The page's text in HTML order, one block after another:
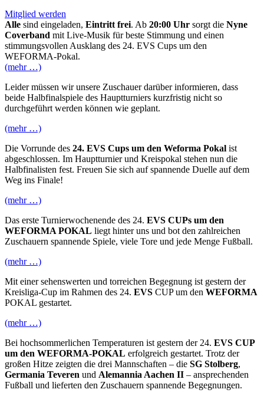
Mitglied werden
Alle sind eingeladen, Eintritt frei. Ab 20:00 Uhr sorgt die Nyne
Coverband mit Live-Musik für beste Stimmung und einen
stimmungsvollen Ausklang des 24. EVS Cups um den
WEFORMA-Pokal.
(mehr …)
Leider müssen wir unsere Zuschauer darüber informieren, dass
beide Halbfinalspiele des Hauptturniers kurzfristig nicht so
durchgeführt werden können wie geplant.
(mehr …)
Die Vorrunde des 24. EVS Cups um den Weforma Pokal ist
abgeschlossen. Im Hauptturnier und Kreispokal stehen nun die
Halbfinalisten fest. Freuen Sie sich auf spannende Duelle auf dem
Weg ins Finale!
(mehr …)
Das erste Turnierwochenende des 24. EVS CUPs um den
WEFORMA POKAL liegt hinter uns und bot den zahlreichen
Zuschauern spannende Spiele, viele Tore und jede Menge Fußball.
(mehr …)
Mit einer sehenswerten und torreichen Begegnung ist gestern der
Kreisliga-Cup im Rahmen des 24. EVS CUP um den WEFORMA
POKAL gestartet.
(mehr …)
Bei hochsommerlichen Temperaturen ist gestern der 24. EVS CUP
um den WEFORMA-POKAL erfolgreich gestartet. Trotz der
großen Hitze zeigten die drei Mannschaften – die SG Stolberg,
Germania Teveren und Alemannia Aachen II – ansprechenden
Fußball und lieferten den Zuschauern spannende Begegnungen.